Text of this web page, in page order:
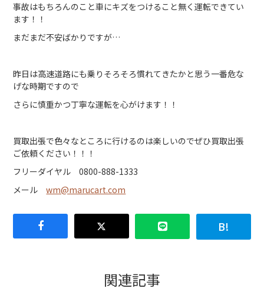
事故はもちろんのこと車にキズをつけること無く運転できてい
ます！！
まだまだ不安ばかりですが…
昨日は高速道路にも乗りそろそろ慣れてきたかと思う一番危な
げな時期ですので
さらに慎重かつ丁寧な運転を心がけます！！
買取出張で色々なところに行けるのは楽しいのでぜひ買取出張
ご依頼ください！！！
フリーダイヤル 0800-888-1333
メールwm@marucart.com
関連記事